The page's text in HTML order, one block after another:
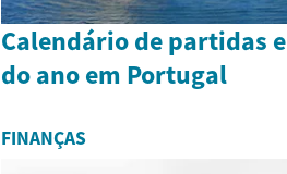
Calendário de partidas
do ano em Portugal
FINANÇAS